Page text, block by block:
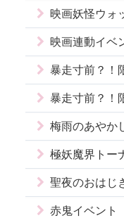
映画妖怪ウォ
映画連動イベ
暴走寸前？！
暴走寸前？！
梅雨のあやか
極妖魔界トー
聖夜のおはじ
赤鬼イベント